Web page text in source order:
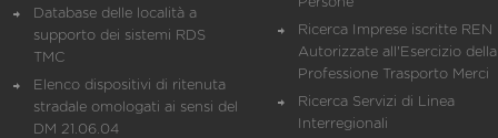
Database delle località a
supporto dei sistemi RDS
TMC
Elenco dispositivi di ritenuta
stradale omologati ai sensi del
DM 21.06.04
Ricerca Imprese iscritte REN
Autorizzate all'Esercizio della
Professione Trasporto Merci
Ricerca Servizi di Linea
Interregionali